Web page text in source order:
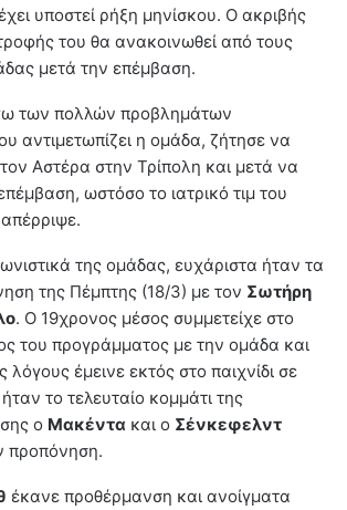
υποστεί ρήξη μηνίσκου. Ο ακριβής
του θα ανακοινωθεί από τους
μετά την επέμβαση.
των πολλών προβλημάτων
αντιμετωπίζει η ομάδα, ζήτησε να
Αστέρα στην Τρίπολη και μετά να
ωστόσο το ιατρικό τιμ του
της ομάδας, ευχάριστα ήταν τα
της Πέμπτης (18/3) με τον Σωτήρη
. Ο 19χρονος μέσος συμμετείχε στο
του προγράμματος με την ομάδα και
λόγους έμεινε εκτός στο παιχνίδι σε
το τελευταίο κομμάτι της
ο Μακέντα και ο Σένκεφελντ
προπόνηση.
έκανε προθέρμανση και ανοίγματα